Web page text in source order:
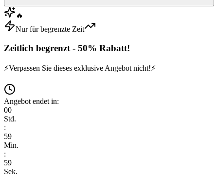
🔥
Nur für begrenzte Zeit
Zeitlich begrenzt - 50% Rabatt!
⚡Verpassen Sie dieses exklusive Angebot nicht!⚡
Angebot endet in:
00
Std.
:
59
Min.
:
59
Sek.